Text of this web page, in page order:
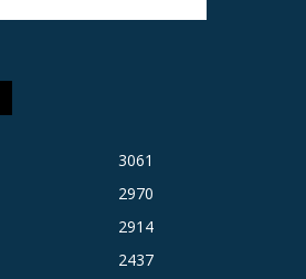
3061
2970
2914
2437